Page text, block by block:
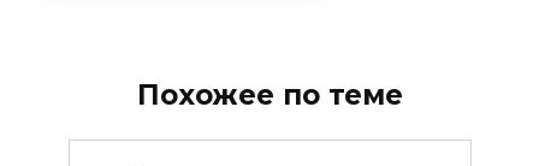
Похожее по теме